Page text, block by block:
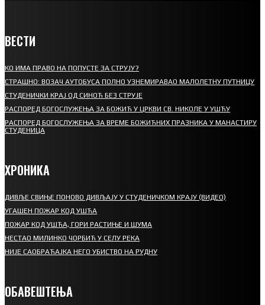
ВЕСТИ
КО ИМА ПРАВО НА ПОПУСТЕ ЗА СТРУЈУ?
СТРАШНО: ВОЗАЧ АУТОБУСА ПОЛНО УЗНЕМИРАВАО МАЛОЛЕТНУ ПУТНИЦУ
СТУДЕНИЧКИ КРАЈ ОД СИНОЋ БЕЗ СТРУЈЕ
РАСПОРЕД БОГОСЛУЖЕЊА ЗА БОЖИЋ У ЦРКВИ СВ. НИКОЛЕ У УШЋУ
РАСПОРЕД БОГОСЛУЖЕЊА ЗА ВРЕМЕ БОЖИЋНИХ ПРАЗНИКА У МАНАСТИРУ
СТУДЕНИЦА
ХРОНИКА
ДИВЉЕ СВИЊЕ ПОНОВО ДИВЉАЈУ У СТУДЕНИЧКОМ КРАЈУ (ВИДЕО)
УГАШЕН ПОЖАР КОД УШЋА
ПОЖАР КОД УШЋА, ГОРИ РАСТИЊЕ И ШУМА
НЕСТАО МИЛИНКО ЧОРБИЋ У СЕЛУ РЕКА
НИЈЕ САОБРАЋАЈКА НЕГО УБИСТВО НА РУДНУ
ОБАВЕШТЕЊА